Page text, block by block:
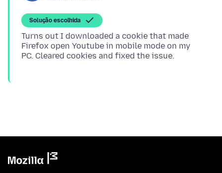
Solução escolhida
Turns out I downloaded a cookie that made
Firefox open Youtube in mobile mode on my